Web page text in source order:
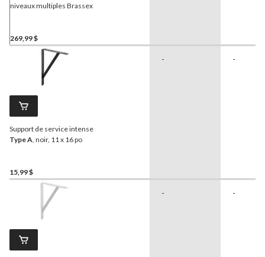
niveaux multiples Brassex
269,99 $
Support de service intense
Type A , noir, 11 x 16 po
15,99 $
- -
- -